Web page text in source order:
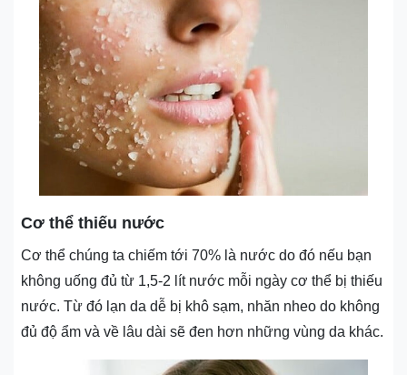
Cơ thể thiếu nước
Cơ thể chúng ta chiếm tới 70% là nước do đó nếu bạn
không uống đủ từ 1,5-2 lít nước mỗi ngày cơ thể bị thiếu
nước. Từ đó lạn da dễ bị khô sạm, nhăn nheo do không
đủ độ ẩm và về lâu dài sẽ đen hơn những vùng da khác.